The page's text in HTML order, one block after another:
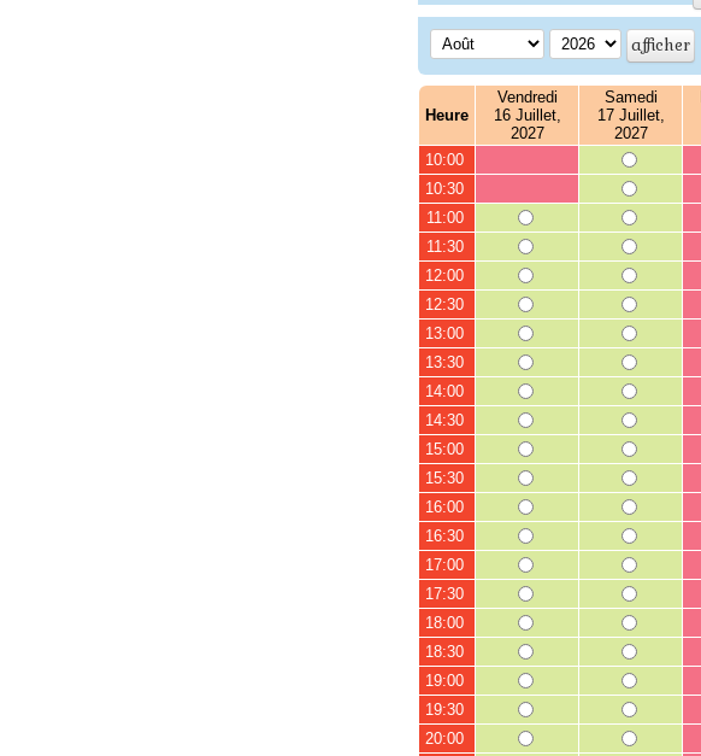
Heure
Vendredi
16 Juillet,
2027
Samedi
17 Juillet,
2027
10:00
10:30
11:00
11:30
12:00
12:30
13:00
13:30
14:00
14:30
15:00
15:30
16:00
16:30
17:00
17:30
18:00
18:30
19:00
19:30
20:00